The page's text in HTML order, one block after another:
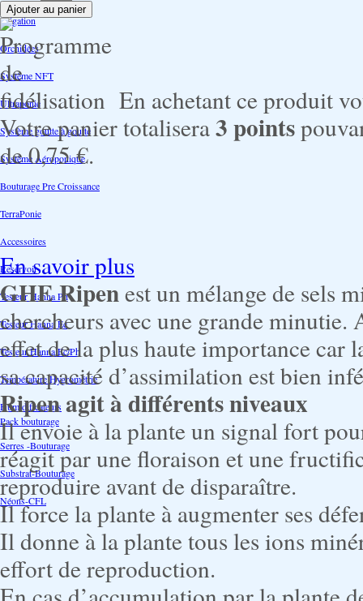
Irrigation
Orchidées
Système NFT
Ultraponie
Système goutte à goutte
Système Aéroponique
Bouturage Pre Croissance
TerraPonie
Accessoires
Reservoir
Testeur Hanna Ph
Testeur Hanna Ec
Testeur Hanna Ec/Ph
Température Hygrométrie
Humidificateurs
Pack bouturage
Serres -Bouturage
Substrat-Bouturage
Néons-CFL
En achetant ce produit
Votre panier totalisera3points
de0,75 €.
En savoir plus
GHE Ripenest un mélange de sels
chercheurs avec une grande minutie.
effet de la plus haute importance car
sa capacité d’assimilation est bien
Ripen agit à différents niveaux
Il envoie à la plante un signal fort
réagit par une floraison et une
reproduire avant de disparaître.
Il force la plante à augmenter ses
Il donne à la plante tous les ions
effort de reproduction.